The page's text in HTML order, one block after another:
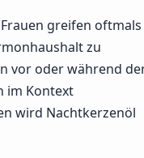
Frauen greifen oftmals
zu
vor oder während
im Kontext
wird Nachtkerzenöl